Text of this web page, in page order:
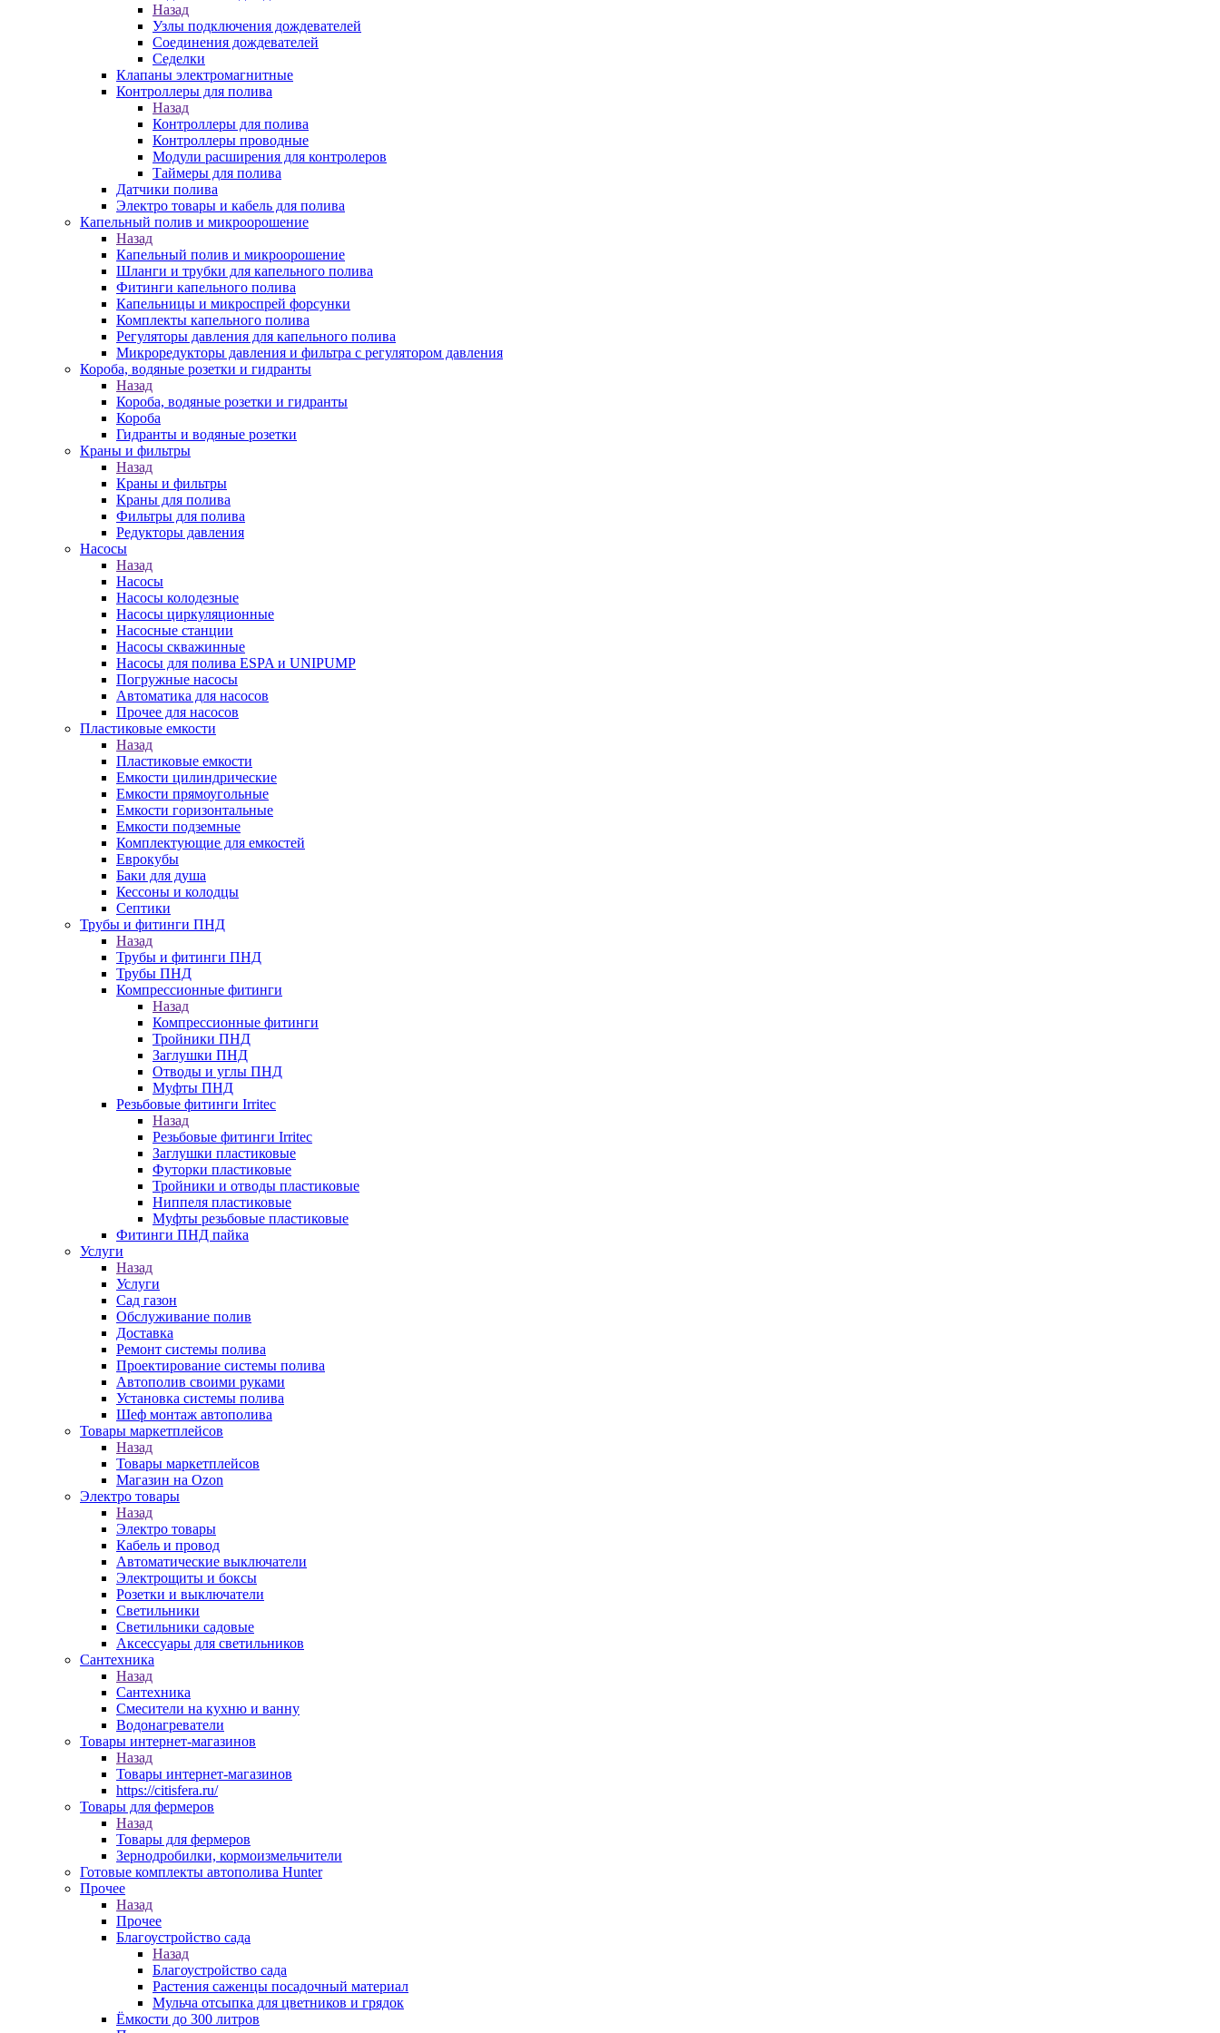
Назад
Узлы подключения дождевателей
Соединения дождевателей
Седелки
Клапаны электромагнитные
Контроллеры для полива
Назад
Контроллеры для полива
Контроллеры проводные
Модули расширения для контролеров
Таймеры для полива
Датчики полива
Электро товары и кабель для полива
Капельный полив и микроорошение
Назад
Капельный полив и микроорошение
Шланги и трубки для капельного полива
Фитинги капельного полива
Капельницы и микроспрей форсунки
Комплекты капельного полива
Регуляторы давления для капельного полива
Микроредукторы давления и фильтра с регулятором давления
Короба, водяные розетки и гидранты
Назад
Короба, водяные розетки и гидранты
Короба
Гидранты и водяные розетки
Краны и фильтры
Назад
Краны и фильтры
Краны для полива
Фильтры для полива
Редукторы давления
Насосы
Назад
Насосы
Насосы колодезные
Насосы циркуляционные
Насосные станции
Насосы скважинные
Насосы для полива ESPA и UNIPUMP
Погружные насосы
Автоматика для насосов
Прочее для насосов
Пластиковые емкости
Назад
Пластиковые емкости
Емкости цилиндрические
Емкости прямоугольные
Емкости горизонтальные
Емкости подземные
Комплектующие для емкостей
Еврокубы
Баки для душа
Кессоны и колодцы
Септики
Трубы и фитинги ПНД
Назад
Трубы и фитинги ПНД
Трубы ПНД
Компрессионные фитинги
Назад
Компрессионные фитинги
Тройники ПНД
Заглушки ПНД
Отводы и углы ПНД
Муфты ПНД
Резьбовые фитинги Irritec
Назад
Резьбовые фитинги Irritec
Заглушки пластиковые
Футорки пластиковые
Тройники и отводы пластиковые
Ниппеля пластиковые
Муфты резьбовые пластиковые
Фитинги ПНД пайка
Услуги
Назад
Услуги
Сад газон
Обслуживание полив
Доставка
Ремонт системы полива
Проектирование системы полива
Автополив своими руками
Установка системы полива
Шеф монтаж автополива
Товары маркетплейсов
Назад
Товары маркетплейсов
Магазин на Ozon
Электро товары
Назад
Электро товары
Кабель и провод
Автоматические выключатели
Электрощиты и боксы
Розетки и выключатели
Светильники
Светильники садовые
Аксессуары для светильников
Сантехника
Назад
Сантехника
Смесители на кухню и ванну
Водонагреватели
Товары интернет-магазинов
Назад
Товары интернет-магазинов
https://citisfera.ru/
Товары для фермеров
Назад
Товары для фермеров
Зернодробилки, кормоизмельчители
Готовые комплекты автополива Hunter
Прочее
Назад
Прочее
Благоустройство сада
Назад
Благоустройство сада
Растения саженцы посадочный материал
Мульча отсыпка для цветников и грядок
Ёмкости до 300 литров